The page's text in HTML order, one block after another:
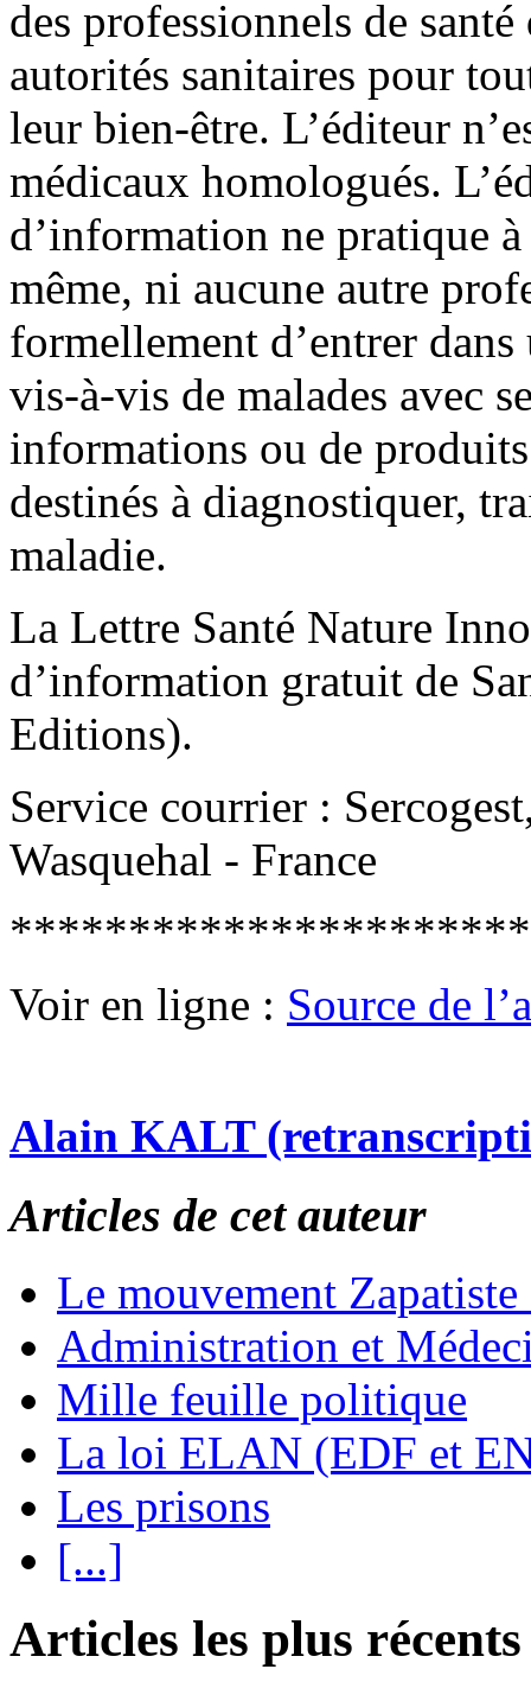
des professionnels de
autorités sanitaires pour
leur bien-être. L’éditeur
médicaux homologués.
d’information ne pratique
même, ni aucune autre
formellement d’entrer
vis-à-vis de malades avec
informations ou de
destinés à diagnostiquer,
maladie.
La Lettre Santé Nature
d’information gratuit de
Editions).
Service courrier :
Wasquehal - France
Voir en ligne : Source de
Alain KALT
Articles de cet auteur
Le mouvement
Administration et
Mille feuille politique
La loi ELAN (EDF et
Les prisons
[...]
Articles les plus récents